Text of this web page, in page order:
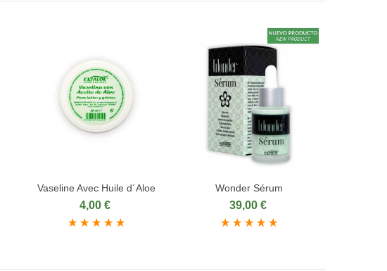
Ajouter au panier
Vaseline Avec Huile d´Aloe
4,00 €
Ajouter au panier
Wonder Sérum
39,00 €